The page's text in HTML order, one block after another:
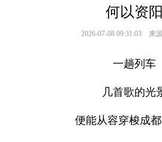
何以资阳
2026-07-08 09:31:03 来
一趟列车
几首歌的光
便能从容穿梭成